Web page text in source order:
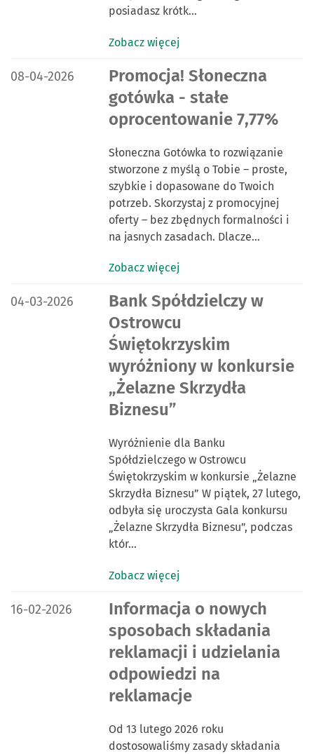
posiadasz krótk…
Zobacz więcej
DATA PUBLIKACJI:
08-04-2026
Promocja! Słoneczna
gotówka - stałe
oprocentowanie 7,77%
Słoneczna Gotówka to rozwiązanie
stworzone z myślą o Tobie – proste,
szybkie i dopasowane do Twoich
potrzeb. Skorzystaj z promocyjnej
oferty – bez zbędnych formalności i
na jasnych zasadach. Dlacze…
Zobacz więcej
DATA PUBLIKACJI:
04-03-2026
Bank Spółdzielczy w
Ostrowcu
Świętokrzyskim
wyróżniony w konkursie
„Żelazne Skrzydła
Biznesu”
Wyróżnienie dla Banku
Spółdzielczego w Ostrowcu
Świętokrzyskim w konkursie „Żelazne
Skrzydła Biznesu” W piątek, 27 lutego,
odbyła się uroczysta Gala konkursu
„Żelazne Skrzydła Biznesu”, podczas
któr…
Zobacz więcej
DATA PUBLIKACJI:
16-02-2026
Informacja o nowych
sposobach składania
reklamacji i udzielania
odpowiedzi na
reklamacje
Od 13 lutego 2026 roku
dostosowaliśmy zasady składania